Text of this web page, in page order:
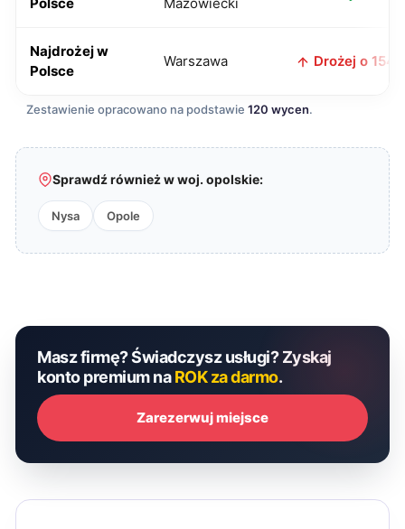
Najdrożej w
Polsce
Warszawa Drożej o 154
Zestawienie opracowano na podstawie 120 wycen.
Sprawdź również w woj. opolskie:
Nysa Opole
Masz firmę? Świadczysz usługi? Zyskaj
konto premium naROK za darmo.
Zarezerwuj miejsce